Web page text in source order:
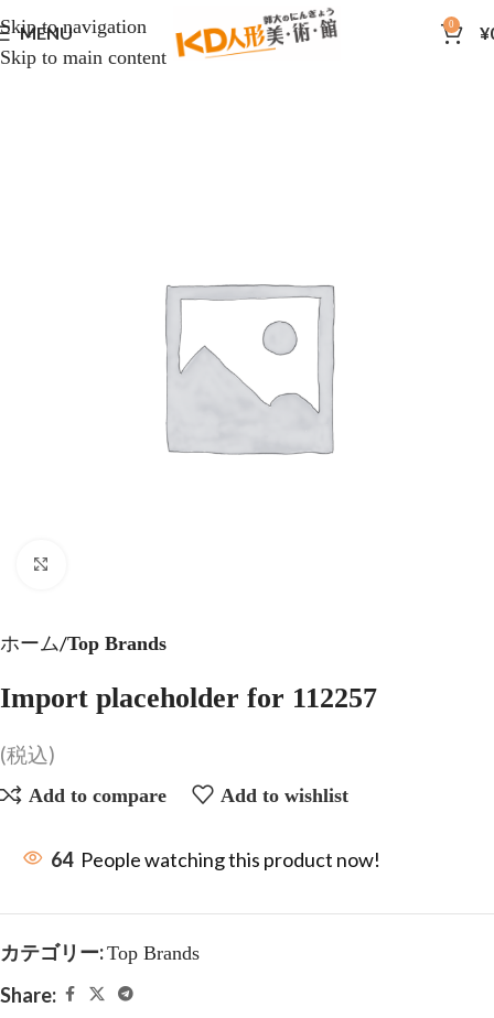
Skip to navigation
Skip to main content
MENU 0 ¥
ホーム Top Brands
Import placeholder for 112257
(税込)
Add to compare Add to wishlist
64 People watching this product now!
カテゴリー:Top Brands
Share: